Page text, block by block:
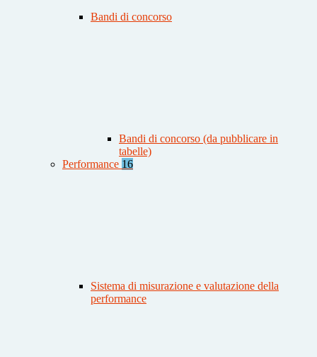
Bandi di concorso
Bandi di concorso (da pubblicare in
tabelle)
Performance 16
Sistema di misurazione e valutazione della
performance